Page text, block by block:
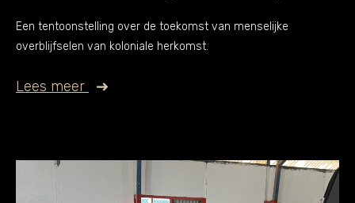
Een tentoonstelling over de toekomst van menselijke
overblijfselen van koloniale herkomst.
Lees meer